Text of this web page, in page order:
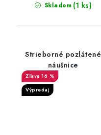
Skladom (1 ks)
Strieborné pozlátené
náušnice
16 %
Výpredaj